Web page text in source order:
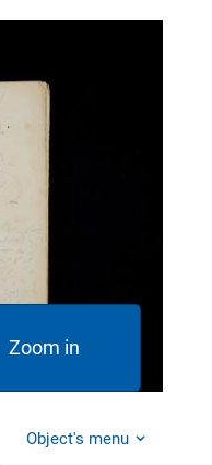
Zoom in
Object's menu